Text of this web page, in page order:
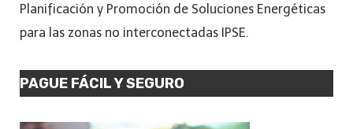
Planificación y Promoción de Soluciones Energéticas
para las zonas no interconectadas IPSE.
PAGUE FÁCIL Y SEGURO